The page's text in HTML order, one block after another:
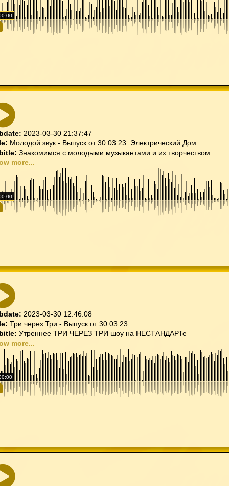
2023-03-30 21:37:47
Молодой звук - Выпуск от 30.03.23. Электрический Дом
Знакомимся с молодыми музыкантами и их творчеством
more...
2023-03-30 12:46:08
Три через Три - Выпуск от 30.03.23
Утреннее ТРИ ЧЕРЕЗ ТРИ шоу на НЕСТАНДАРТе
more...